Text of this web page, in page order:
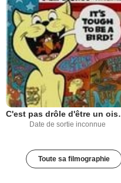
C'est
Date de sortie inconnue
Toute sa filmographie